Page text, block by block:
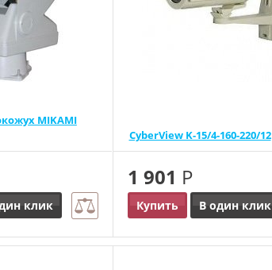
MIKAMI
клик
CyberView K-15/4-160-220/12
1 901 Р
Купить В один клик